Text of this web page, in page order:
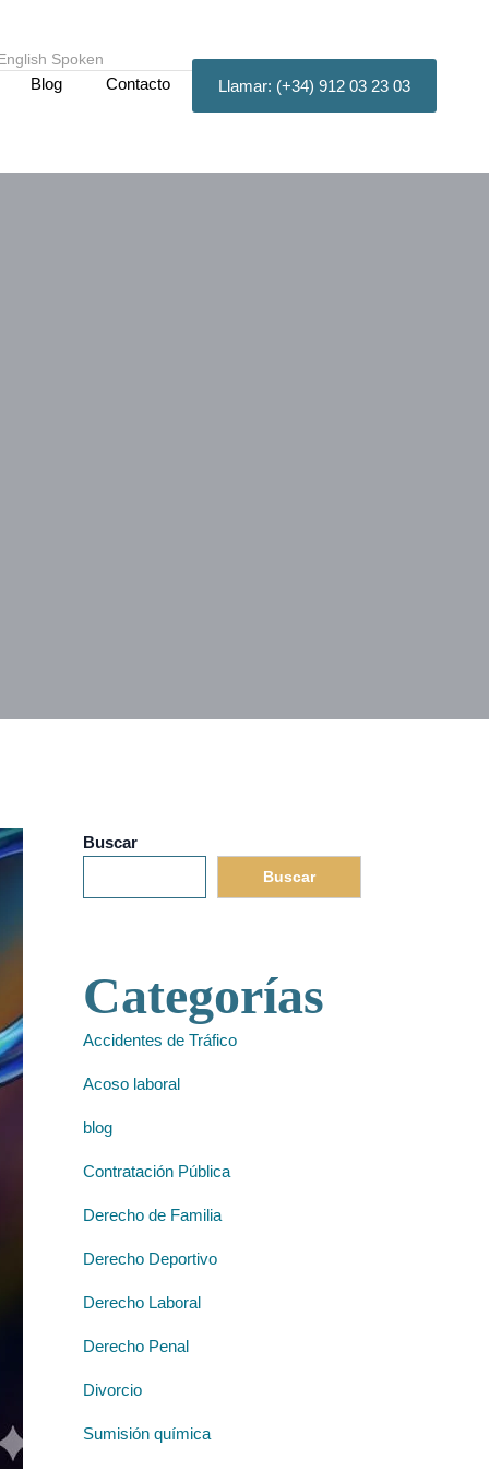
Spoken
Blog Contacto Llamar: (+34) 912 03 23 03
Buscar
Buscar
Categorías
Accidentes de Tráfico
Acoso laboral
blog
Contratación Pública
Derecho de Familia
Derecho Deportivo
Derecho Laboral
Derecho Penal
Divorcio
Sumisión química